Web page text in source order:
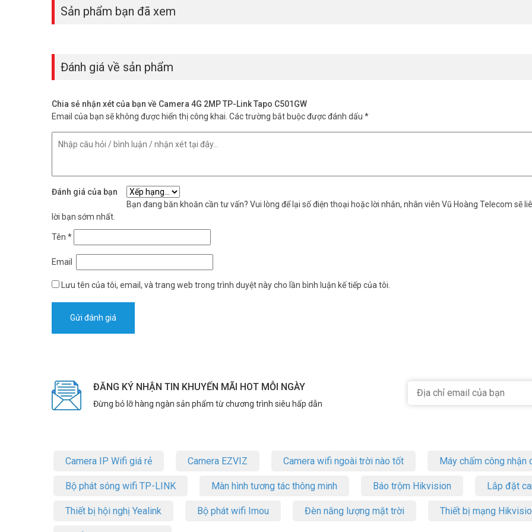
Tích hợp loa và mic, bạn có thể nói chuyện trực tiếp từ xa qua app. Camera còn có còi hú cảnh báo khi phát hiện chuyển động lạ –
Lưu trữ linh hoạt, không cần đầu ghi
Camera hỗ trợ thẻ nhớ MicroSD lên đến 512GB hoặc lưu cloud (qua app Tapo). Bạn không cần đầu ghi phức tạp, chỉ cần camera là
Ứng dụng thực tế của Camera Tapo C501GW
1. Lắp đặt tại công trình xây dựng
Sản phẩm bạn đã xem
Đánh giá về sản phẩm
Chia sẻ nhận xét của bạn về Camera 4G 2MP TP-Link Tapo C501GW
Email của bạn sẽ không được hiển thị công khai. Các trường bắt buộc được đánh dấu *
Đánh giá của bạn
Bạn đang băn khoăn cần tư vấn? Vui lòng để lại số điện thoại hoặc lời nhắn, nhân viên Vũ Hoàng Telecom sẽ
lời bạn sớm nhất.
Tên *
Email
Lưu tên của tôi, email, và trang web trong trình duyệt này cho lần bình luận kế tiếp của tôi.
ĐĂNG KÝ NHẬN TIN KHUYẾN MÃI HOT MỖI NGÀY
Đừng bỏ lỡ hàng ngàn sản phẩm từ chương trình siêu hấp dẫn
Camera IP Wifi giá rẻ Camera EZVIZ Camera wifi ngoài trời nào tốt Máy chấm công nhận
Bộ phát sóng wifi TP-LINK Màn hình tương tác thông minh Báo trộm Hikvision Lắp đặt
Thiết bị hội nghị Yealink Bộ phát wifi Imou Đèn năng lượng mặt trời Thiết bị mạng